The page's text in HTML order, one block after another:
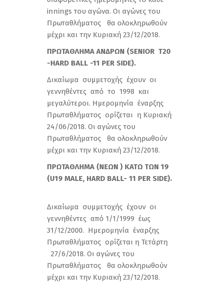
innings του αγώνα. Οι αγώνες του
Πρωταθλήματος θα ολοκληρωθούν
μέχρι και την Κυριακή 23/12/2018.
ΠΡΩΤΑΘΛΗΜΑ ΑΝΔΡΩΝ (SENIOR T20
-HARD BALL -11 PER SIDE).
Δικαίωμα συμμετοχής έχουν οι
γεννηθέντες από το 1998 και
μεγαλύτεροι. Ημερομηνία έναρξης
Πρωταθλήματος ορίζεται η Κυριακή
24/06/2018. Οι αγώνες του
Πρωταθλήματος θα ολοκληρωθούν
μέχρι και την Κυριακή 23/12/2018.
ΠΡΩΤΑΘΛΗΜΑ (ΝΕΩΝ ) ΚΑΤΩ ΤΩΝ 19
(U19 MALE, HARD BALL- 11 PER SIDE).
Δικαίωμα συμμετοχής έχουν οι
γεννηθέντες από 1/1/1999 έως
31/12/2000. Ημερομηνία έναρξης
Πρωταθλήματος ορίζεται η Τετάρτη
27/6/2018. Οι αγώνες του
Πρωταθλήματος θα ολοκληρωθούν
μέχρι και την Κυριακή 23/12/2018.